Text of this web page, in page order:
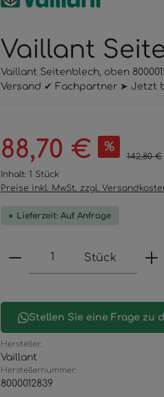
Vaillant
Vaillant Seitenblech, oben
Versand ✔ Fachpartner ➤ Jetzt
Verkaufspreis:
88,70 € %
142,80 €
Inhalt: 1 Stück
Preise inkl. MwSt. zzgl.
Lieferzeit: Auf Anfrage
Produkt Anzahl:
Stück
Stellen Sie eine Frage zu
Hersteller:
Vaillant
Herstellernummer:
8000012839